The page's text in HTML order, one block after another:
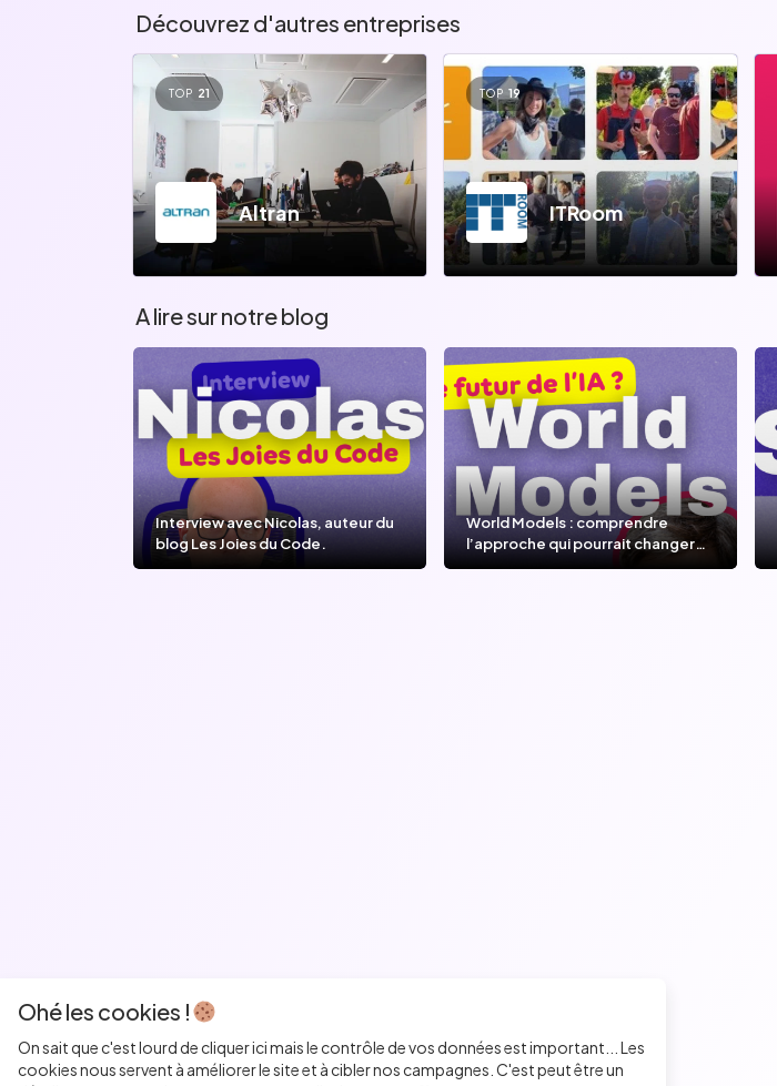
Découvrez d'autres entreprises
TOP 21
Altran
TOP 19
ITRoom
A lire sur notre blog
Interview avec Nicolas, auteur du
blog Les Joies du Code.
World Models : comprendre
l’approche qui pourrait changer
Ohé les cookies !
On sait que c'est lourd de cliquer ici mais le contrôle de vos données est important... Les
cookies nous servent à améliorer le site et à cibler nos campagnes. C'est peut être un